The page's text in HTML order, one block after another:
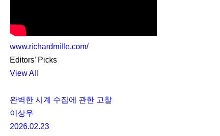
www.richardmille.com/
Editors’ Picks
View All
완벽한 시계 수집에 관한 고찰
이상우
2026.02.23